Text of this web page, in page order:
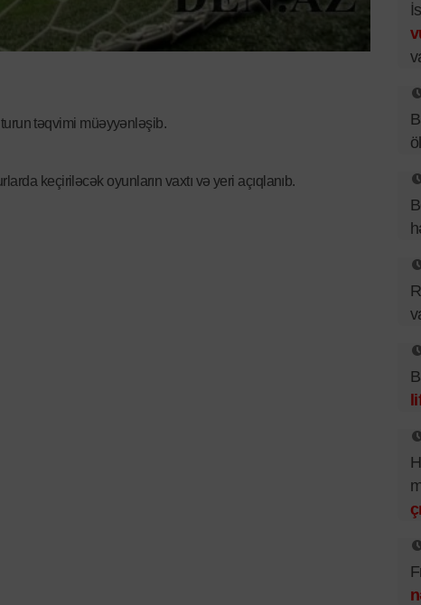
təqvimi müəyyənləşib.
keçiriləcək oyunların vaxtı və yeri açıqlanıb.